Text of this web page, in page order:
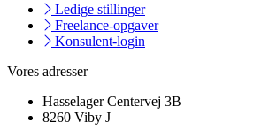
Ledige stillinger
Freelance-opgaver
Konsulent-login
Vores adresser
Hasselager Centervej 3B
8260 Viby J